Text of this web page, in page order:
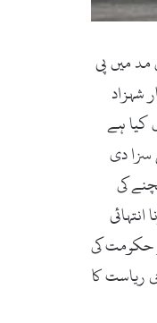
میں پی
شہزاد
کیا ہے
سزا دی
کی
حکومت کی
ریاست کا